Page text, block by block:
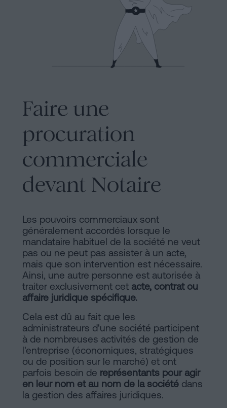
Contacter
Politique
Cookies
Manifeste
Liens
Juridiques
Notariaux
d'Intérêt
Processus
Éditorial
Contenus
Personalizar
cookies
Traiter
une
succession
en
cinq
Peut-
signer
une
hypothèque
sans
certificat
d'habitabilité
?
Contacter
Faire une
procuration
commerciale
devant Notaire
Les pouvoirs commerciaux sont
généralement accordés lorsque le
mandataire habituel de la société ne veut
pas ou ne peut pas assister à un acte,
mais que son intervention est nécessaire.
Ainsi, une autre personne est autorisée à
traiter exclusivement cet acte, contrat ou
affaire juridique spécifique.
Cela est dû au fait que les
administrateurs d'une société participent
à de nombreuses activités de gestion de
l'entreprise (économiques, stratégiques
ou de position sur le marché) et ont
parfois besoin de représentants pour agir
en leur nom et au nom de la société dans
la gestion des affaires juridiques.